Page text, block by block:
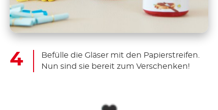
Befülle die Gläser mit den Papierstreifen.
Nun sind sie bereit zum Verschenken!